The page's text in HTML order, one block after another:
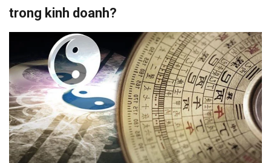
trong kinh doanh?